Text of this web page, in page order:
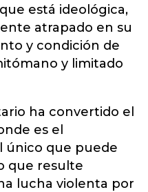
está ideológica,
atrapado en su
y condición de
y limitado
ha convertido el
es el
único que puede
que resulte
lucha violenta por